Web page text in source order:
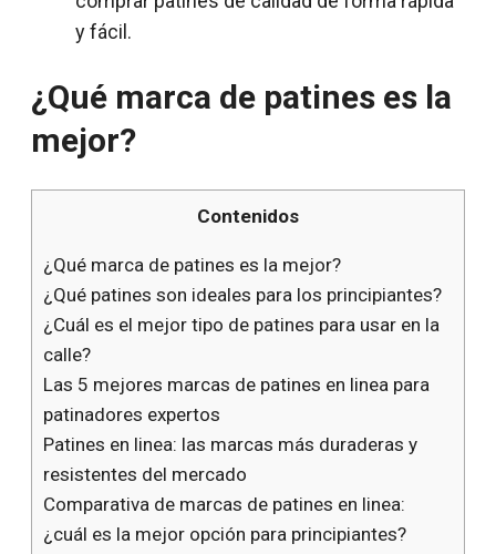
y fácil.
¿Qué marca de patines es la
mejor?
Contenidos
¿Qué marca de patines es la mejor?
¿Qué patines son ideales para los principiantes?
¿Cuál es el mejor tipo de patines para usar en la
calle?
Las 5 mejores marcas de patines en linea para
patinadores expertos
Patines en linea: las marcas más duraderas y
resistentes del mercado
Comparativa de marcas de patines en linea:
¿cuál es la mejor opción para principiantes?